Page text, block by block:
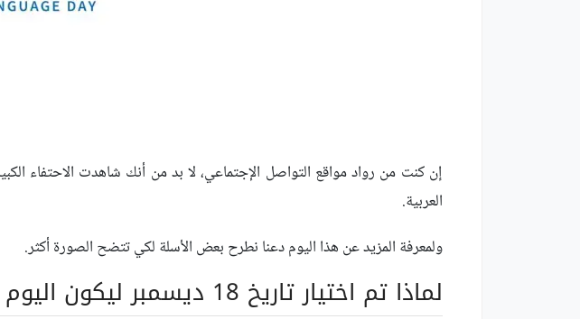
إن كنت من رواد مواقع التواصل الإجتماعي، لا بد من أنك شاهدت الاحتفاء
العربية.
ولمعرفة المزيد عن هذا اليوم دعنا نطرح بعض الأسلة لكي تتضح الصورة أكثر.
لماذا تم اختيار تاريخ 18 ديسمبر ليكون اليوم العالمي للغة العربية ؟